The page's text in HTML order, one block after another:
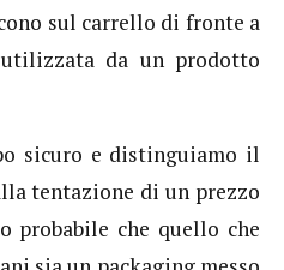
sul carrello di fronte a
da un prodotto
sicuro e distinguiamo il
tentazione di un prezzo
probabile che quello che